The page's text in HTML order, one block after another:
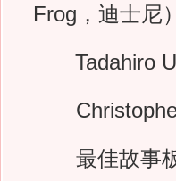
Frog，迪士尼）
Tadahiro
Christophe
最佳故事板